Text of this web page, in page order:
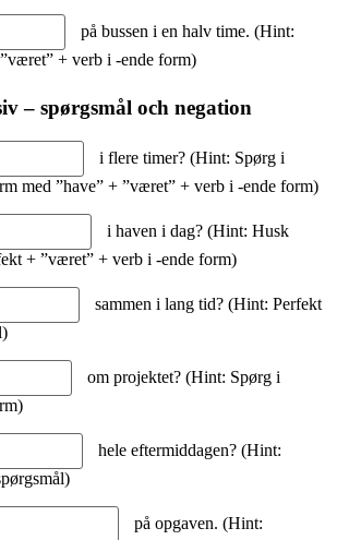
på bussen i en halv time. (Hint:
+ verb i -ende form)
– spørgsmål och negation
i flere timer? (Hint: Spørg i
med ”have” + ”været” + verb i -ende form)
i haven i dag? (Hint: Husk
+ ”været” + verb i -ende form)
sammen i lang tid? (Hint: Perfekt
om projektet? (Hint: Spørg i
hele eftermiddagen? (Hint:
på opgaven. (Hint: